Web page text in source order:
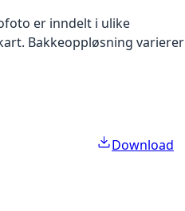
er inndelt i ulike
Bakkeoppløsning varierer
Download